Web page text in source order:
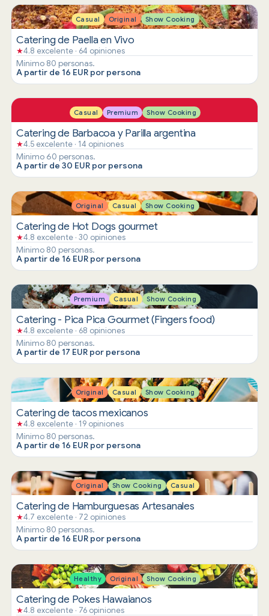
Casual Original Show Cooking
Catering de Paella en Vivo
★4.8 excelente · 64 opiniones
Mínimo 80 personas.
A partir de 16 EUR por persona
Casual Premium Show Cooking
Catering de Barbacoa y Parilla argentina
★4.5 excelente · 14 opiniones
Mínimo 60 personas.
A partir de 30 EUR por persona
Original Casual Show Cooking
Catering de Hot Dogs gourmet
★4.8 excelente · 30 opiniones
Mínimo 80 personas.
A partir de 16 EUR por persona
Premium Casual Show Cooking
Catering - Pica Pica Gourmet (Fingers food)
★4.8 excelente · 68 opiniones
Mínimo 80 personas.
A partir de 17 EUR por persona
Original Casual Show Cooking
Catering de tacos mexicanos
★4.8 excelente · 19 opiniones
Mínimo 80 personas.
A partir de 16 EUR por persona
Original Show Cooking Casual
Catering de Hamburguesas Artesanales
★4.7 excelente · 72 opiniones
Mínimo 80 personas.
A partir de 16 EUR por persona
Healthy Original Show Cooking
Catering de Pokes Hawaianos
★4.8 excelente · 76 opiniones